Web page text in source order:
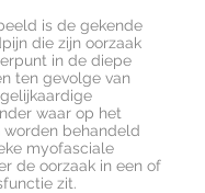
is de gekende
die zijn oorzaak
in de diepe
ten gevolge van
waar op het
worden behandeld
myofasciale
de oorzaak in een of
zit.